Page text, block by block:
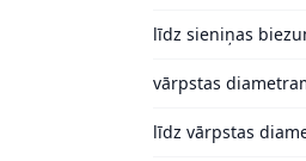
līdz sieniņas
vārpstas
līdz vārpstas